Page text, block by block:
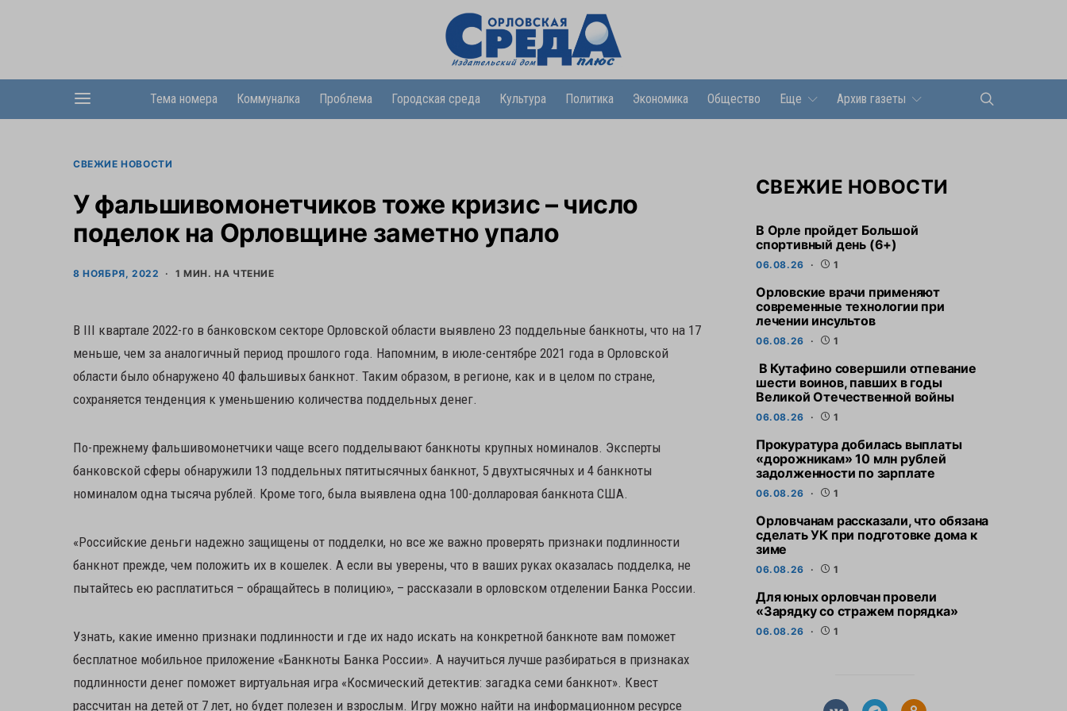
Тема номера Коммуналка Проблема Городская среда Культура Политика Экономика Общество Еще Архив газеты
СВЕЖИЕ НОВОСТИ
У фальшивомонетчиков тоже кризис – число
поделок на Орловщине заметно упало
8 НОЯБРЯ, 2022 1 МИН. НА ЧТЕНИЕ
В III квартале 2022-го в банковском секторе Орловской области выявлено 23 поддельные банкноты, что на 17
меньше, чем за аналогичный период прошлого года. Напомним, в июле-сентябре 2021 года в Орловской
области было обнаружено 40 фальшивых банкнот. Таким образом, в регионе, как и в целом по стране,
сохраняется тенденция к уменьшению количества поддельных денег.
По-прежнему фальшивомонетчики чаще всего подделывают банкноты крупных номиналов. Эксперты
банковской сферы обнаружили 13 поддельных пятитысячных банкнот, 5 двухтысячных и 4 банкноты
номиналом одна тысяча рублей. Кроме того, была выявлена одна 100-долларовая банкнота США.
«Российские деньги надежно защищены от подделки, но все же важно проверять признаки подлинности
банкнот прежде, чем положить их в кошелек. А если вы уверены, что в ваших руках оказалась подделка, не
пытайтесь ею расплатиться – обращайтесь в полицию», – рассказали в орловском отделении Банка России.
Узнать, какие именно признаки подлинности и где их надо искать на конкретной банкноте вам поможет
бесплатное мобильное приложение «Банкноты Банка России». А научиться лучше разбираться в признаках
подлинности денег поможет виртуальная игра «Космический детектив: загадка семи банкнот». Квест
рассчитан на детей от 7 лет, но будет полезен и взрослым. Игру можно найти на информационном ресурсе
СВЕЖИЕ НОВОСТИ
В Орле пройдет Большой
спортивный день (6+)
06.08.26 1
Орловские врачи применяют
современные технологии при
лечении инсультов
06.08.26 1
В Кутафино совершили отпевание
шести воинов, павших в годы
Великой Отечественной войны
06.08.26 1
Прокуратура добилась выплаты
«дорожникам» 10 млн рублей
задолженности по зарплате
06.08.26 1
Орловчанам рассказали, что обязана
сделать УК при подготовке дома к
зиме
06.08.26 1
Для юных орловчан провели
«Зарядку со стражем порядка»
06.08.26 1